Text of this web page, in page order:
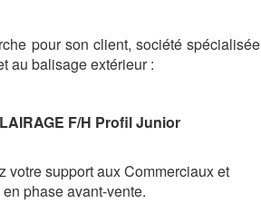
pour son client, société spécialisée
au balisage extérieur :
F/H Profil Junior
votre support aux Commerciaux et
phase avant-vente.